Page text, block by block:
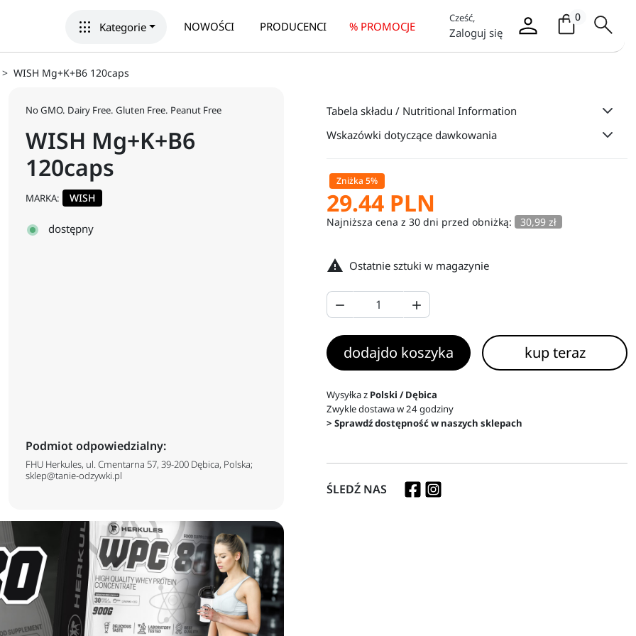
apps Kategorie NOWOŚCI PRODUCENCI % PROMOCJE
Cześć,
Zaloguj się
0Koszyk /
WISH Mg+K+B6 120caps
No GMO. Dairy Free. Gluten Free. Peanut Free
WISH Mg+K+B6
120caps
MARKA: WISH
dostępny
Podmiot odpowiedzialny:
FHU Herkules, ul. Cmentarna 57, 39-200 Dębica, Polska;
sklep@tanie-odzywki.pl
Tabela składu / Nutritional Information
Wskazówki dotyczące dawkowania
Zniżka 5%
29.44 PLN
Najniższa cena z 30 dni przed obniżką: 30,99 zł
 Ostatnie sztuki w magazynie
 
dodajdo koszyka kup teraz
Wysyłka z Polski / Dębica
Zwykle dostawa w 24 godziny
> Sprawdź dostępność w naszych sklepach
ŚLEDŹ NAS